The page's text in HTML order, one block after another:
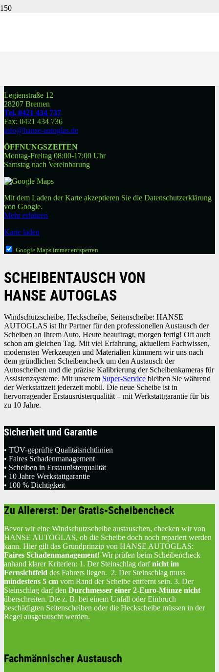
Legienstraße 12
28207 Bremen
Tel. 0421 434 737
Fax: 0421 434 736
info@hanse-autoglas.de
ÖFFNUNGSZEITEN
Montag-Freitag 08:00-17:00 Uhr
Samstag nach Vereinbarung
Mit dem Laden der Karte akzeptieren Sie die Datenschutzerklärung
von Google.
Mehr erfahren
Karte laden
Google Maps immer entsperren
SCHEIBENTAUSCH VON
HANSE AUTOGLAS
Windschutzscheibe, Heckscheibe, Seitenscheibe: HANSE
AUTOGLAS ist Ihr Partner für den professionellen Austausch der
Scheiben an Ihrem Auto. Heute beauftragt, morgen fertig! Oft auch
schon am gleichen Tag. Mit viel Erfahrung, aktuellem Fachwissen,
modernsten Werkzeugen und Materialien kümmern wir uns nach
dem gründlichen Scheibencheck um den Austausch der
Autoscheiben und die präzise Kalibrierung der Scheibenkameras für
Assistenzsysteme. Mit unserem Super-Service bleiben Sie während
der Werkstattzeit jederzeit mobil. Die neue Scheibe ist in
hervorragender Erstausrüsterqualität – mit Werkstattgarantie für bis
zu 10 Jahre.
Sicherheit und Garantie
• TÜV-geprüfte Qualitätsrichtlinien
• Faires Schadenmanagement
• Scheiben in Erstaurüsterqualität
• 10 Jahre Werkstattgarantie
• 100 % Dichtigkeit
Zu Allererst: Der Gratis-Scheibencheck
Bevor wir eine Windschutzscheibe austauschen, checken wir von
HANSE AUTOGLAS, ob die Scheibe doch noch repariert werden
kann. Hier gilt das Grundprinzip von HANSE AUTOGLAS:
Faires Schadenmanagement! Wir prüfen beim Scheibencheck
anhand klarer Kriterien: 1. Der Steinschlag darfnicht im
Fernsichtfeld des Fahrers liegen. 2. Der Steinschlag muss
mindestens 5 cm vom Rand der Scheibe entfernt sein. 3. Der
Steinschlag darf den Durchmesser einer 2-Euro-Münze nicht
überschreiten. Die z. B. bei einem Unfall oder Einbruch
beschädigten Seitenscheiben oder die Heckscheibe müssen in der
Regel ausgetauscht werden.
Fachmännischer Austausch